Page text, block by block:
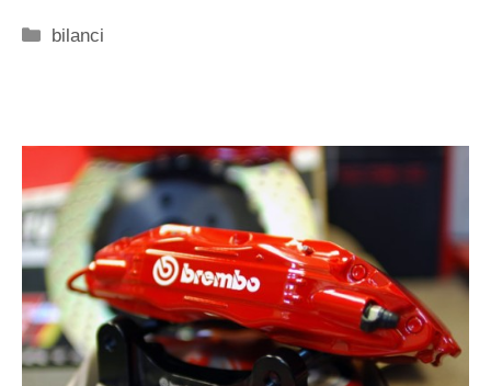
Categorie
bilanci